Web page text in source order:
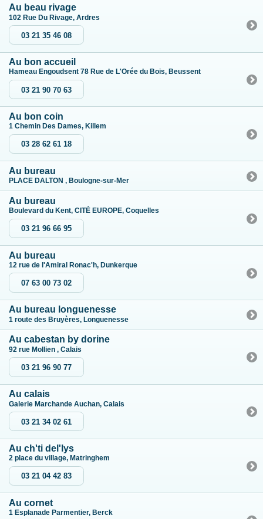
Au beau rivage
102 Rue Du Rivage, Ardres
03 21 35 46 08
Au bon accueil
Hameau Engoudsent 78 Rue de L'Orée du Bois, Beussent
03 21 90 70 63
Au bon coin
1 Chemin Des Dames, Killem
03 28 62 61 18
Au bureau
PLACE DALTON , Boulogne-sur-Mer
Au bureau
Boulevard du Kent, CITÉ EUROPE, Coquelles
03 21 96 66 95
Au bureau
12 rue de l'Amiral Ronac'h, Dunkerque
07 63 00 73 02
Au bureau longuenesse
1 route des Bruyères, Longuenesse
Au cabestan by dorine
92 rue Mollien , Calais
03 21 96 90 77
Au calais
Galerie Marchande Auchan, Calais
03 21 34 02 61
Au ch'ti del'lys
2 place du village, Matringhem
03 21 04 42 83
Au cornet
1 Esplanade Parmentier, Berck